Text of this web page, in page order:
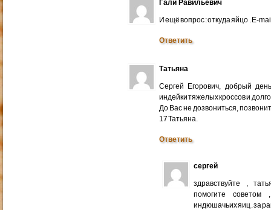
Гали Равильевич
И ещё вопрос : откуда яйцо . E-
Ответить
Татьяна
Сергей Егорович, добрый
индейки тяжелых кроссов и
До Вас не дозвониться,
17 Татьяна.
Ответить
сергей
здравствуйте ,
помогите
индюшачьих яиц . за